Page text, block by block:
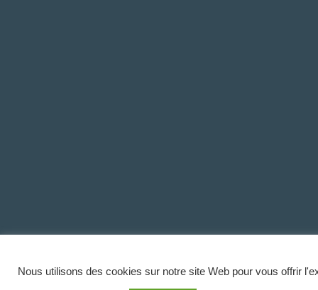
Nous utilisons des cookies sur notre site Web pour vous offrir